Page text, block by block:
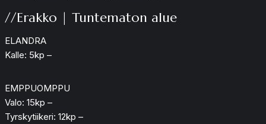
//Erakko | Tuntematon alue
ELANDRA
Kalle: 5kp –
EMPPUOMPPU
Valo: 15kp –
Tyrskytiikeri: 12kp –